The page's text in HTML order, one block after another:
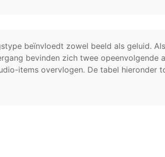
beïnvloedt zowel beeld als geluid.
bevinden zich twee
items overvlogen. De tabel hieronder